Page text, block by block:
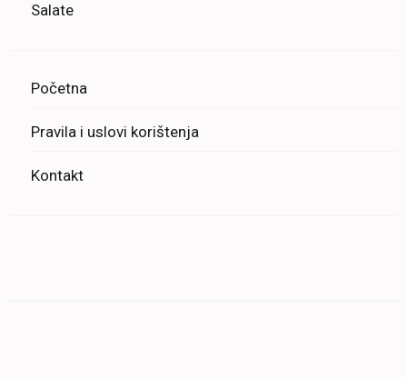
Salate
Početna
Pravila i uslovi korištenja
Kontakt